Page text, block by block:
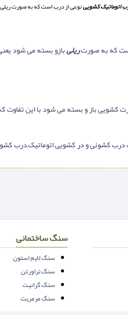
اتوماتیک کشویینوعی از درب است که به صورت
که به صورتریلیبازو بسته می شود
کشویی باز و بسته می شود با این تفاوت
کشوئی و در کشویی اتوماتیک,درب
سنگ ساختمانی
سنگ لایم استون
سنگ تراورتن
سنگ گرانیت
سنگ مرمریت